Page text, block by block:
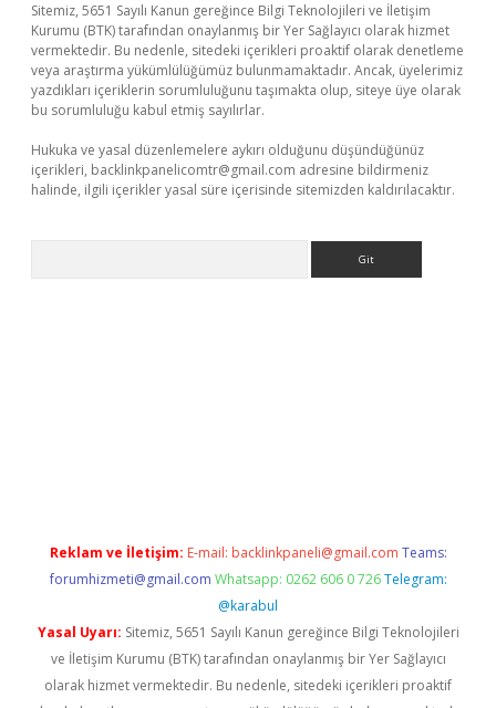
Sitemiz, 5651 Sayılı Kanun gereğince Bilgi Teknolojileri ve İletişim
Kurumu (BTK) tarafından onaylanmış bir Yer Sağlayıcı olarak hizmet
vermektedir. Bu nedenle, sitedeki içerikleri proaktif olarak denetleme
veya araştırma yükümlülüğümüz bulunmamaktadır. Ancak, üyelerimiz
yazdıkları içeriklerin sorumluluğunu taşımakta olup, siteye üye olarak
bu sorumluluğu kabul etmiş sayılırlar.
Hukuka ve yasal düzenlemelere aykırı olduğunu düşündüğünüz
içerikleri, backlinkpanelicomtr@gmail.com adresine bildirmeniz
halinde, ilgili içerikler yasal süre içerisinde sitemizden kaldırılacaktır.
Reklam ve İletişim: E-mail: backlinkpaneli@gmail.com Teams:
forumhizmeti@gmail.com Whatsapp: 0262 606 0 726 Telegram:
@karabul
Yasal Uyarı: Sitemiz, 5651 Sayılı Kanun gereğince Bilgi Teknolojileri
ve İletişim Kurumu (BTK) tarafından onaylanmış bir Yer Sağlayıcı
olarak hizmet vermektedir. Bu nedenle, sitedeki içerikleri proaktif